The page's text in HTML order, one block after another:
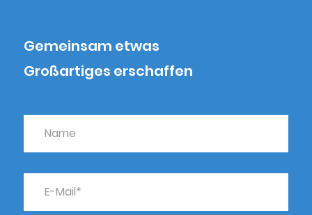
Gemeinsam etwas
Großartiges erschaffen